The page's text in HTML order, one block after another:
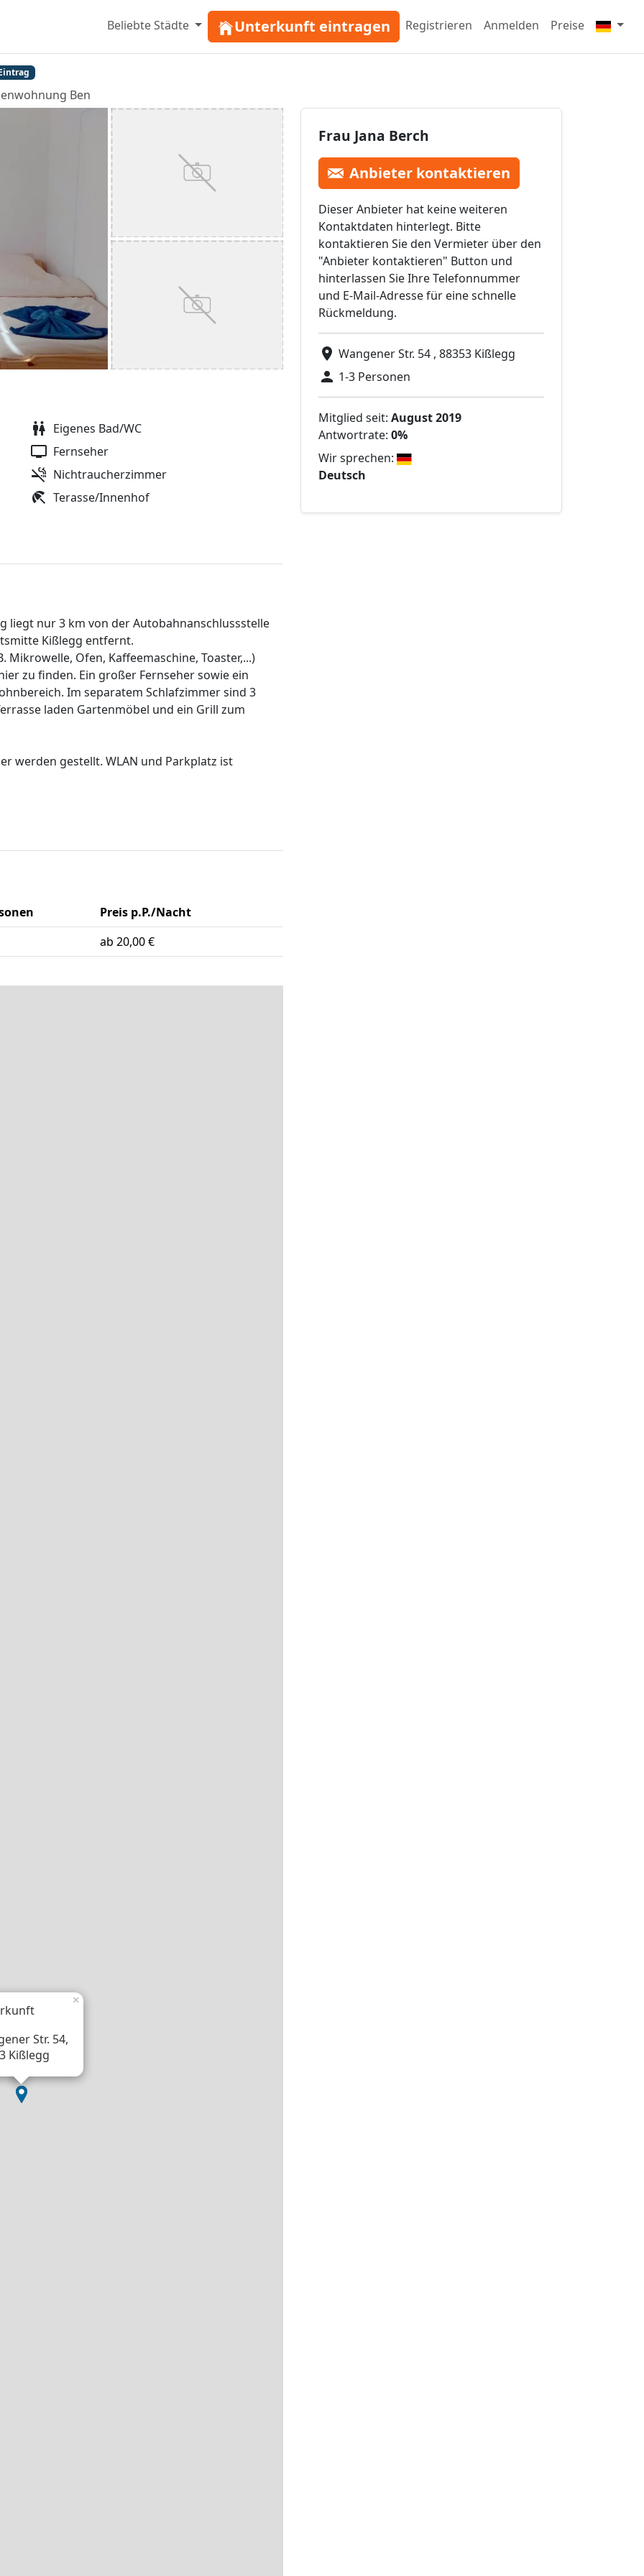
Beliebte Städte Unterkunft eintragen Registrieren Anmelden Preise
Ben
Frau Jana Berch
Anbieter kontaktieren
Dieser Anbieter hat keine weiteren
Kontaktdaten hinterlegt. Bitte
kontaktieren Sie den Vermieter über den
"Anbieter kontaktieren" Button und
hinterlassen Sie Ihre Telefonnummer
und E-Mail-Adresse für eine schnelle
Rückmeldung.
Wangener Str. 54 , 88353 Kißlegg
1-3 Personen
Mitglied seit: August 2019
Antwortrate: 0%
Wir sprechen:
Deutsch
Eigenes Bad/WC
Fernseher
Nichtraucherzimmer
Terasse/Innenhof
liegt nur 3 km von der Autobahnanschlussstelle
Kißlegg entfernt.
Ofen, Kaffeemaschine, Toaster,...)
zu finden. Ein großer Fernseher sowie ein
Im separatem Schlafzimmer sind 3
laden Gartenmöbel und ein Grill zum
werden gestellt. WLAN und Parkplatz ist
Preis p.P./Nacht
ab 20,00 €
Str. 54,
Kißlegg
×